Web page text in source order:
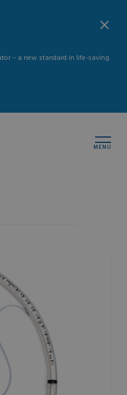
– a new standard in life-saving
MENU